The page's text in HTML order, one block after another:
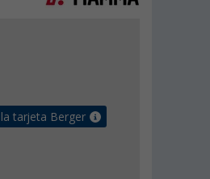
la tarjeta Berger